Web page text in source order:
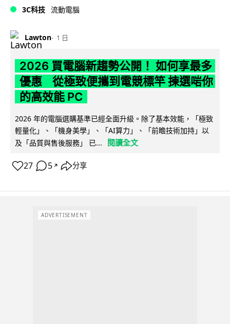
3C科技 流動電腦
Lawton 1 日
2026 買電腦新趨勢公開！ 如何享最多
優惠 從極致便攜到電競標竿 揀選啱你
的高效能 PC
2026 年的電腦選購基準已經全面升級。除了基本效能，「極致
輕量化」、「機身美學」、「AI算力」、「前瞻技術加持」以
及「品質與售後服務」 已...
閱讀全文
27 5 ↗ 分享
ADVERTISEMENT